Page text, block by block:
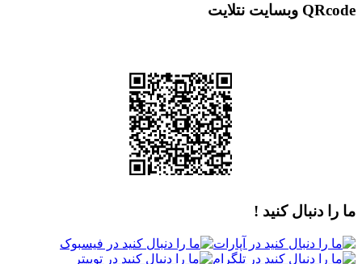
QRcode وبسایت نتلایت
ما را دنبال کنید !